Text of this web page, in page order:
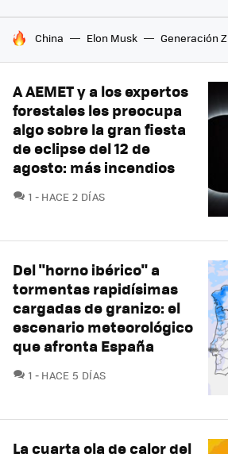
HOY SE HABLA DE
China Elon Musk Generación Z
A AEMET y a los expertos
forestales les preocupa
algo sobre la gran fiesta
de eclipse del 12 de
agosto: más incendios
1 COMENTARIOS
HACE 2 DÍAS
Del "horno ibérico" a
tormentas rapidísimas
cargadas de granizo: el
escenario meteorológico
que afronta España
1 COMENTARIOS
HACE 5 DÍAS
La cuarta ola de calor del